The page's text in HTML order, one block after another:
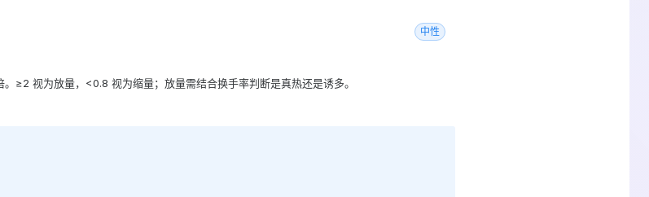
中性
≥2 视为放量，<0.8 视为缩量；放量需结合换手率判断是真热还是诱多。